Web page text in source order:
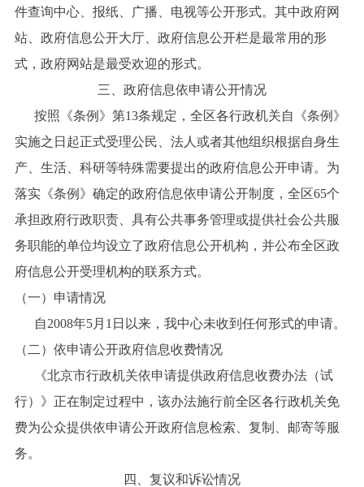
件查询中心、报纸、广播、电视等公开形式。其中政府网
站、政府信息公开大厅、政府信息公开栏是最常用的形
式，政府网站是最受欢迎的形式。
三、政府信息依申请公开情况
按照《条例》第13条规定，全区各行政机关自《条例》
实施之日起正式受理公民、法人或者其他组织根据自身生
产、生活、科研等特殊需要提出的政府信息公开申请。为
落实《条例》确定的政府信息依申请公开制度，全区65个
承担政府行政职责、具有公共事务管理或提供社会公共服
务职能的单位均设立了政府信息公开机构，并公布全区政
府信息公开受理机构的联系方式。
（一）申请情况
自2008年5月1日以来，我中心未收到任何形式的申请。
（二）依申请公开政府信息收费情况
《北京市行政机关依申请提供政府信息收费办法（试
行）》正在制定过程中，该办法施行前全区各行政机关免
费为公众提供依申请公开政府信息检索、复制、邮寄等服
务。
四、复议和诉讼情况